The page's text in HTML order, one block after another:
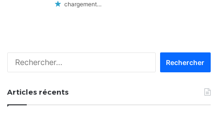
chargement…
Articles récents